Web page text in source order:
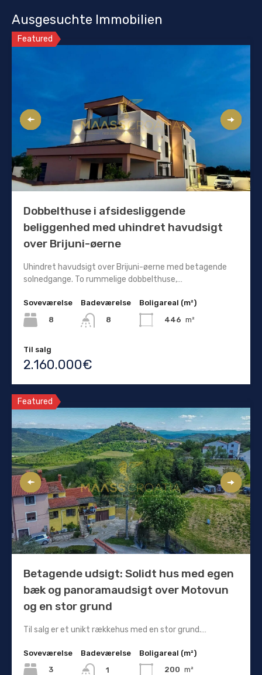
Ausgesuchte Immobilien
Featured
Dobbelthuse i afsidesliggende
beliggenhed med uhindret havudsigt
over Brijuni-øerne
Uhindret havudsigt over Brijuni-øerne med betagende
solnedgange. To rummelige dobbelthuse,…
Soveværelse
8
Badeværelse
8
Boligareal (m²)
446 m²
Til salg
2.160.000€
Featured
Betagende udsigt: Solidt hus med egen
bæk og panoramaudsigt over Motovun
og en stor grund
Til salg er et unikt rækkehus med en stor grund.…
Soveværelse
3
Badeværelse
1
Boligareal (m²)
200 m²